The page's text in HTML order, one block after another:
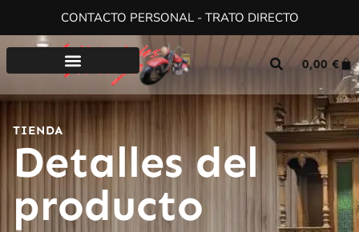
CONTACTO PERSONAL - TRATO DIRECTO
0,00 €
TIENDA
Detalles del
producto